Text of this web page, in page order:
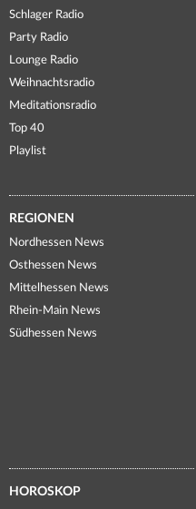
Schlager Radio
Party Radio
Lounge Radio
Weihnachtsradio
Meditationsradio
Top 40
Playlist
REGIONEN
Nordhessen News
Osthessen News
Mittelhessen News
Rhein-Main News
Südhessen News
HOROSKOP